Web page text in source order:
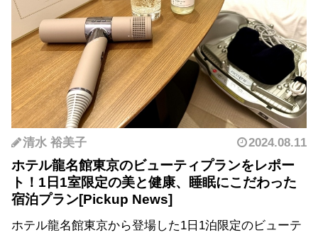
清水 裕美子 2024.08.11
ホテル龍名館東京のビューティプランをレポー
ト！1日1室限定の美と健康、睡眠にこだわった
宿泊プラン
ホテル龍名館東京から登場した1日1泊限定のビューテ